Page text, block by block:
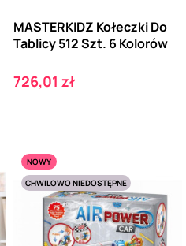
MASTERKIDZ Kołeczki Do
Tablicy 512 Szt. 6 Kolorów
Cena
726,01 zł
NOWY
CHWILOWO NIEDOSTĘPNE